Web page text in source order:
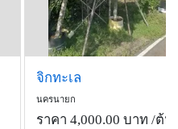
จิกทะเล
นครนายก
ราคา 4,000.00 บาท /ต้น